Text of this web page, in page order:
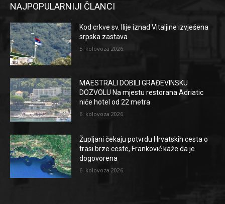
NAJPOPULARNIJI ČLANCI
Kod crkve sv. Ilije iznad Vitaljine izvješena
srpska zastava
5. kolovoza 2026.
MAESTRALI DOBILI GRAĐEVINSKU
DOZVOLU Na mjestu restorana Adriatic
niče hotel od 22 metra
6. kolovoza 2026.
Župljani čekaju potvrdu Hrvatskih cesta o
trasi brze ceste, Franković kaže da je
dogovorena
6. kolovoza 2026.